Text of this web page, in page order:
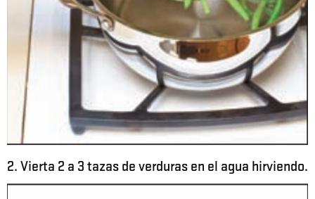
2. Vierta 2 a 3 tazas de verduras en el agua hirviendo.